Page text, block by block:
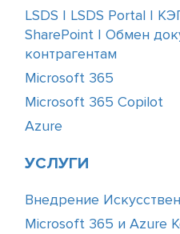
LSDS | LSDS Portal |
SharePoint | Обмен
контрагентам
Microsoft 365
Microsoft 365 Copilot
Azure
УСЛУГИ
Внедрение
Microsoft 365 и Azure